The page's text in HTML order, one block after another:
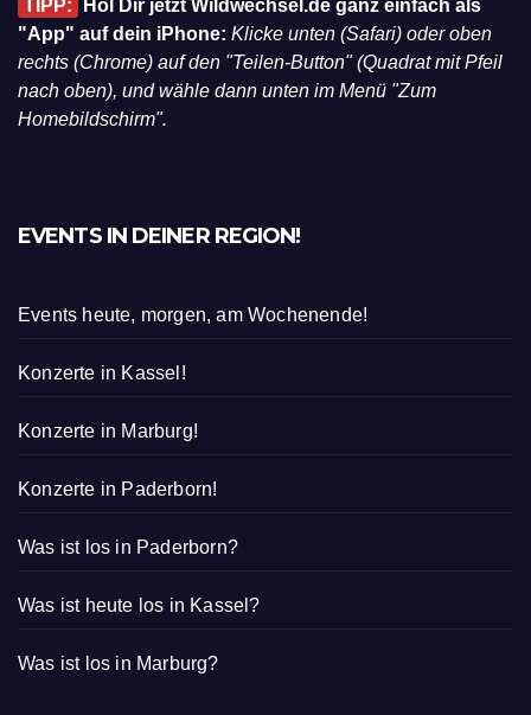
TIPP:
Hol Dir jetzt Wildwechsel.de ganz einfach als
"App" auf dein iPhone: Klicke unten (Safari) oder oben
rechts (Chrome) auf den "Teilen-Button" (Quadrat mit Pfeil
nach oben), und wähle dann unten im Menü "Zum
Homebildschirm".
EVENTS IN DEINER REGION!
Events heute, morgen, am Wochenende!
Konzerte in Kassel!
Konzerte in Marburg!
Konzerte in Paderborn!
Was ist los in Paderborn?
Was ist heute los in Kassel?
Was ist los in Marburg?